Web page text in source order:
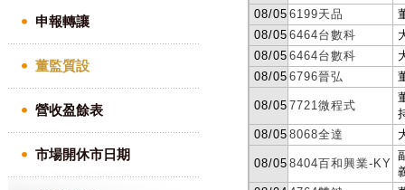
申報轉讓
董監質設
營收盈餘表
市場開休市日期